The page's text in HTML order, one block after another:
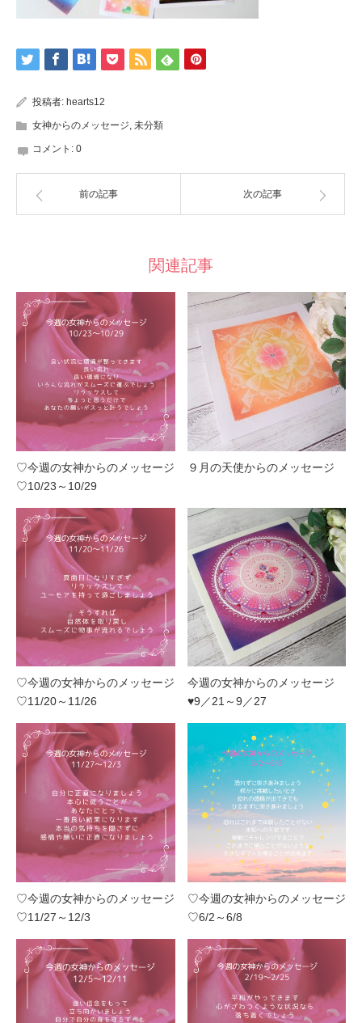
投稿者: hearts12
女神からのメッセージ, 未分類
コメント: 0
前の記事 次の記事
関連記事
♡今週の女神からのメッセージ
♡10/23～10/29
９月の天使からのメッセージ
♡今週の女神からのメッセージ
♡11/20～11/26
今週の女神からのメッセージ
♥9／21～9／27
♡今週の女神からのメッセージ
♡11/27～12/3
♡今週の女神からのメッセージ
♡6/2～6/8